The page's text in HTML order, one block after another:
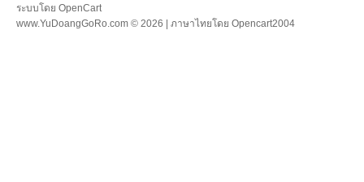
ระบบโดย OpenCart
www.YuDoangGoRo.com © 2026 | ภาษาไทยโดย Opencart2004